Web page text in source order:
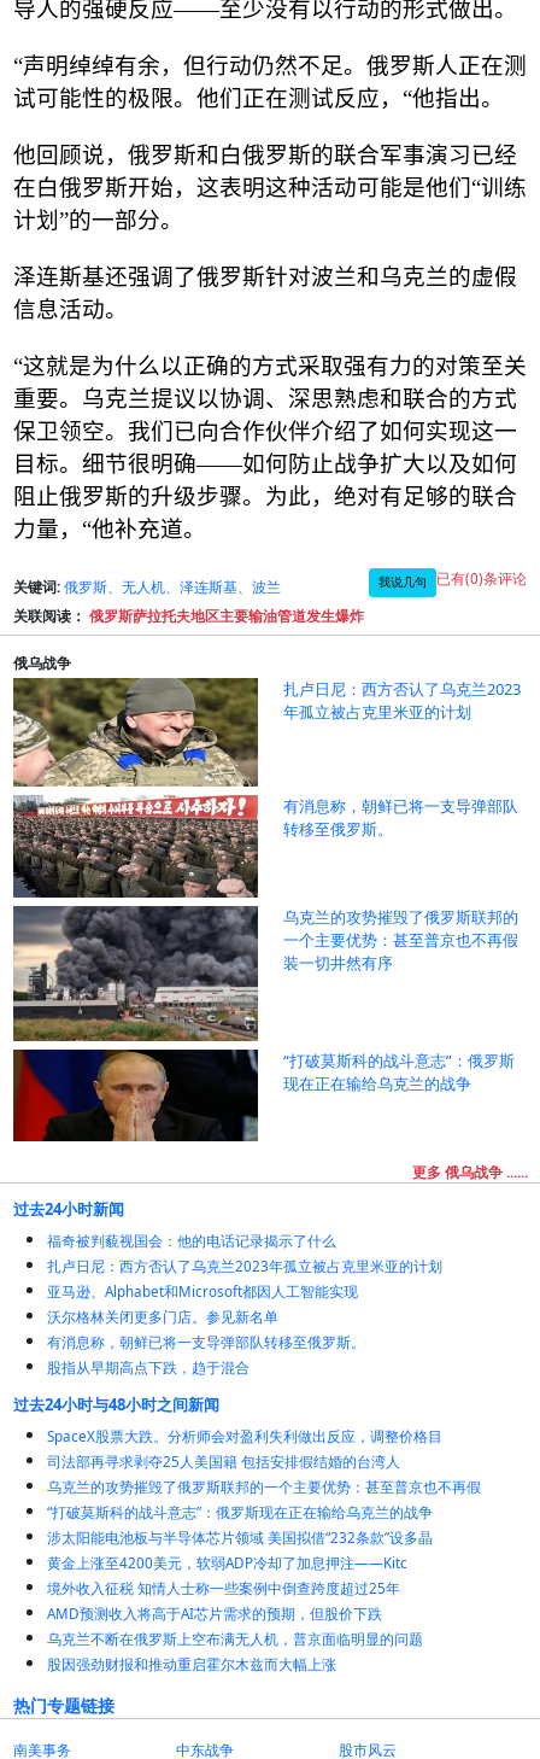
导人的强硬反应——至少没有以行动的形式做出。
“声明绰绰有余，但行动仍然不足。俄罗斯人正在测
试可能性的极限。他们正在测试反应， “他指出。
他回顾说，俄罗斯和白俄罗斯的联合军事演习已经
在白俄罗斯开始，这表明这种活动可能是他们“训练
计划 ”的一部分。
泽连斯基还强调了俄罗斯针对波兰和乌克兰的虚假
信息活动。
“这就是为什么以正确的方式采取强有力的对策至关
重要。乌克兰提议以协调、深思熟虑和联合的方式
保卫领空。我们已向合作伙伴介绍了如何实现这一
目标。细节很明确——如何防止战争扩大以及如何
阻止俄罗斯的升级步骤。为此，绝对有足够的联合
力量， “他补充道。
关键词: 俄罗斯、无人机、泽连斯基、波兰 我说几句 已有(0)条评论
关联阅读： 俄罗斯萨拉托夫地区主要输油管道发生爆炸
俄乌战争
扎卢日尼：西方否认了乌克兰2023
年孤立被占克里米亚的计划
有消息称，朝鲜已将一支导弹部队
转移至俄罗斯。
乌克兰的攻势摧毁了俄罗斯联邦的
一个主要优势：甚至普京也不再假
装一切井然有序
“打破莫斯科的战斗意志”：俄罗斯
现在正在输给乌克兰的战争
更多 俄乌战争 ......
过去24小时新闻
福奇被判藐视国会：他的电话记录揭示了什么
扎卢日尼：西方否认了乌克兰2023年孤立被占克里米亚的计划
亚马逊、Alphabet和Microsoft都因人工智能实现
沃尔格林关闭更多门店。参见新名单
有消息称，朝鲜已将一支导弹部队转移至俄罗斯。
股指从早期高点下跌，趋于混合
过去24小时与48小时之间新闻
SpaceX股票大跌。分析师会对盈利失利做出反应，调整价格目
司法部再寻求剥夺25人美国籍 包括安排假结婚的台湾人
乌克兰的攻势摧毁了俄罗斯联邦的一个主要优势：甚至普京也不再假
“打破莫斯科的战斗意志”：俄罗斯现在正在输给乌克兰的战争
涉太阳能电池板与半导体芯片领域 美国拟借“232条款”设多晶
黄金上涨至4200美元，软弱ADP冷却了加息押注——Kitc
境外收入征税 知情人士称一些案例中倒查跨度超过25年
AMD预测收入将高于AI芯片需求的预期，但股价下跌
乌克兰不断在俄罗斯上空布满无人机，普京面临明显的问题
股因强劲财报和推动重启霍尔木兹而大幅上涨
热门专题链接
南美事务 中东战争 股市风云